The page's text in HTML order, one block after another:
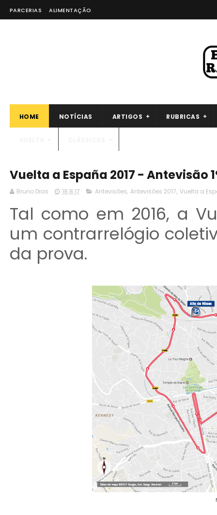
PARCERIAS ALIMENTAÇÃO
HOME NOTÍCIAS ARTIGOS RUBRICAS
Vuelta a España 2017 - Antevisão
Bruno Dias 18.8.17 Antevisões, Antevisões 2017, Vuelta a
Tal como em 2016, a
um contrarrelógio
da prova.